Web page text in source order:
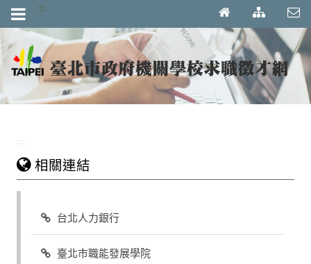
跳到主要內容區塊
:::
相關連結
台北人力銀行
臺北市職能發展學院